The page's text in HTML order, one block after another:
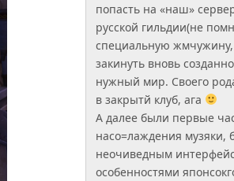
попасть на «наш»
русской гильдии(не
специальную жмчужину,
закинуть вновь
нужный мир. Своего
в закрытй клуб, ага
А далее были первые
насо=лаждения музяки,
неочиведным
особенностями